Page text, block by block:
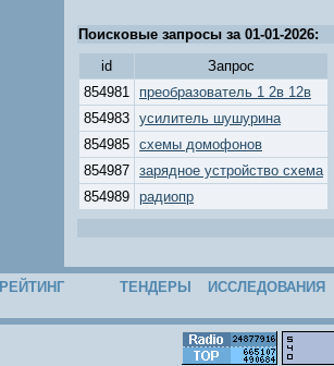
Поисковые запросы за 01-01-2026:
id
Запрос
854981
преобразователь 1 2в 12в
854983 усилитель шушурина
854985 схемы домофонов
854987 зарядное устройство схема
854989 радиопр
РЕЙТИНГ ТЕНДЕРЫ ИССЛЕДОВАНИЯ